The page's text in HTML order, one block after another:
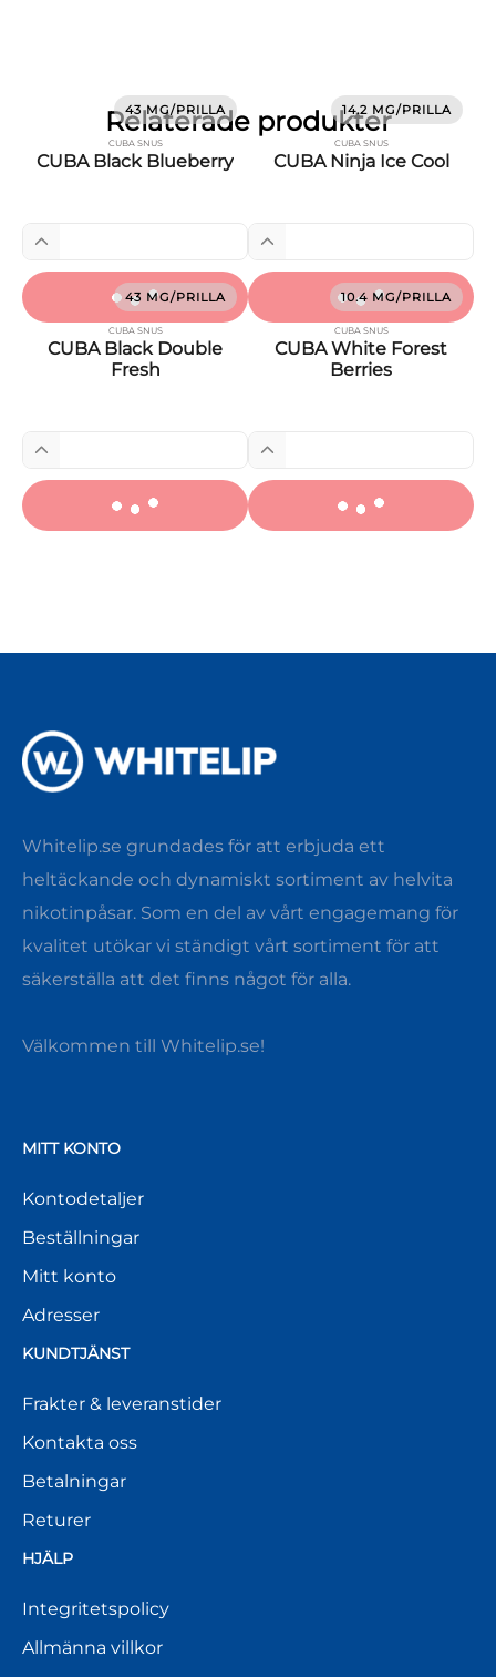
Relaterade produkter
43 MG/PRILLA
CUBA SNUS
CUBA Black Blueberry
14.2 MG/PRILLA
CUBA SNUS
CUBA Ninja Ice Cool
43 MG/PRILLA
CUBA SNUS
CUBA Black Double
Fresh
10.4 MG/PRILLA
CUBA SNUS
CUBA White Forest
Berries
Whitelip.se grundades för att erbjuda ett
heltäckande och dynamiskt sortiment av helvita
nikotinpåsar. Som en del av vårt engagemang för
kvalitet utökar vi ständigt vårt sortiment för att
säkerställa att det finns något för alla.
Välkommen till Whitelip.se!
MITT KONTO
Kontodetaljer
Beställningar
Mitt konto
Adresser
KUNDTJÄNST
Frakter & leveranstider
Kontakta oss
Betalningar
Returer
HJÄLP
Integritetspolicy
Allmänna villkor